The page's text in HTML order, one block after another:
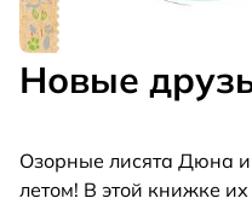
Новые
Озорные лисята Дюна
летом! В этой книжке